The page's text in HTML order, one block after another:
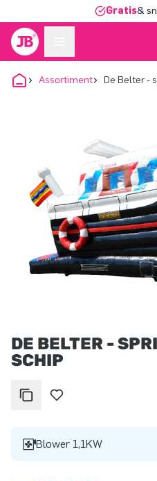
Gratis&
Assortiment De Belter -
DE BELTER -
SCHIP
Blower 1,1KW